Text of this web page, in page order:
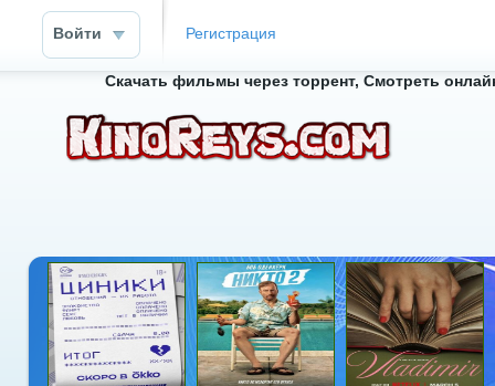
Войти Регистрация
Скачать фильмы через торрент, Смотреть